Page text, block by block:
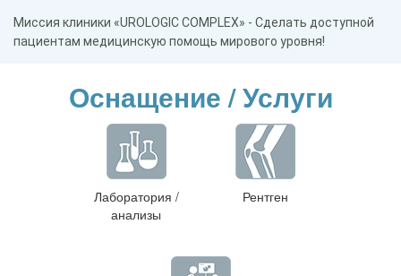
Миссия клиники «UROLOGIC COMPLEX» - Сделать доступной
пациентам медицинскую помощь мирового уровня!
Оснащение / Услуги
Лаборатория /
анализы
Рентген